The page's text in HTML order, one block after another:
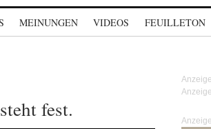
MEINUNGEN VIDEOS FEUILLETON
fest. Anzeige